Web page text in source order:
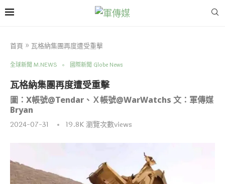
首頁 » 瓦格納集團再度遭受重擊
全球新聞 M.NEWS 國際新聞 Globe News
瓦格納集團再度遭受重擊
圖：X帳號@Tendar、Ｘ帳號@WarWatchs 文：軍傳媒
Bryan
2024-07-31 19.8K瀏覽次數views